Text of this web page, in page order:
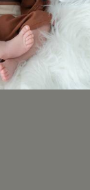
0